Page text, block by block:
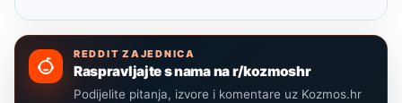
REDDIT ZAJEDNICA
Raspravljajte s nama na r/kozmoshr
Podijelite pitanja, izvore i komentare uz Kozmos.hr